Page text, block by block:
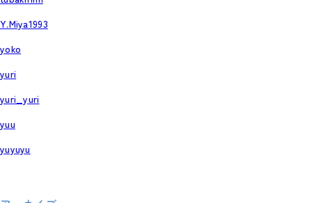
Y.Miya1993
yoko
yuri
yuri_yuri
yuu
yuyuyu